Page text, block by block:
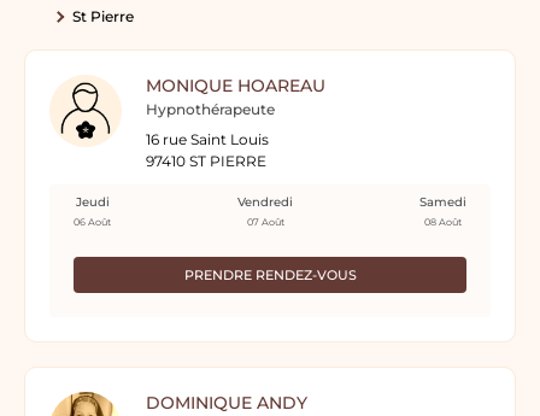
St Pierre
MONIQUE HOAREAU
Hypnothérapeute
16 rue Saint Louis
97410 ST PIERRE
PRENDRE RENDEZ-VOUS
Jeudi
06 Août
Vendredi
07 Août
Samedi
08 Août
DOMINIQUE ANDY